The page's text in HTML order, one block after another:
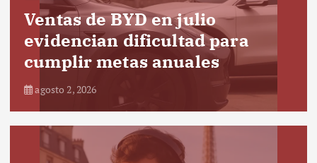
Ventas de BYD en julio
evidencian dificultad para
cumplir metas anuales
agosto 2, 2026